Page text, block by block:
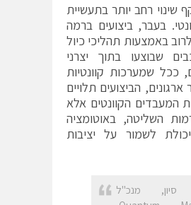
שינוי רחב יותר בתעשיית
בעבר, ביצועים ברמה
באמצעות תהליכי כיול
שבוצעו בתוך יצרני
ככל שמערכות קוונטיות
ארגונים, הביצועים תלויים
המעבדים הקוונטים אלא
השליטה, באוטומציה
לשמור על יציבות
סיון, מנכ"ל